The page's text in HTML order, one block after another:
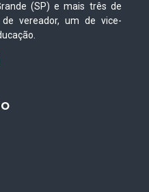
(SP) e mais três de
vereador, um de vice-